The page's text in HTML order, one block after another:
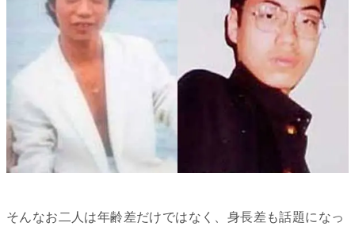
そんなお二人は年齢差だけではなく、身長差も話題になっ